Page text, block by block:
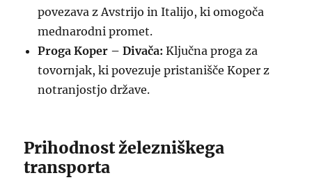
povezava z Avstrijo in Italijo, ki omogoča
mednarodni promet.
Proga Koper – Divača: Ključna proga za
tovornjak, ki povezuje pristanišče Koper z
notranjostjo države.
Prihodnost železniškega
transporta